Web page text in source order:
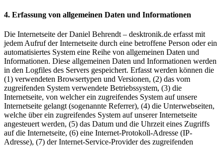
4. Erfassung von allgemeinen Daten und Informationen
Die Internetseite der Daniel Behrendt – desktronik.de erfasst mit
jedem Aufruf der Internetseite durch eine betroffene Person oder ein
automatisiertes System eine Reihe von allgemeinen Daten und
Informationen. Diese allgemeinen Daten und Informationen werden
in den Logfiles des Servers gespeichert. Erfasst werden können die
(1) verwendeten Browsertypen und Versionen, (2) das vom
zugreifenden System verwendete Betriebssystem, (3) die
Internetseite, von welcher ein zugreifendes System auf unsere
Internetseite gelangt (sogenannte Referrer), (4) die Unterwebseiten,
welche über ein zugreifendes System auf unserer Internetseite
angesteuert werden, (5) das Datum und die Uhrzeit eines Zugriffs
auf die Internetseite, (6) eine Internet-Protokoll-Adresse (IP-
Adresse), (7) der Internet-Service-Provider des zugreifenden